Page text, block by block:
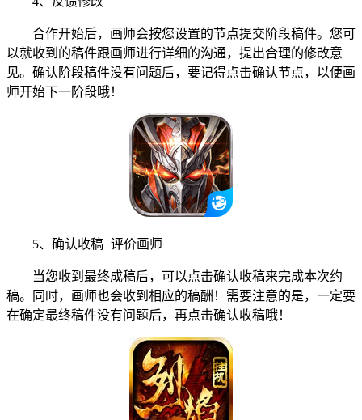
合作开始后，画师会按您设置的节点提交阶段稿件。您可
以就收到的稿件跟画师进行详细的沟通，提出合理的修改意
见。确认阶段稿件没有问题后，要记得点击确认节点，以便画
师开始下一阶段哦！
5、确认收稿+评价画师
当您收到最终成稿后，可以点击确认收稿来完成本次约
稿。同时，画师也会收到相应的稿酬！需要注意的是，一定要
在确定最终稿件没有问题后，再点击确认收稿哦！